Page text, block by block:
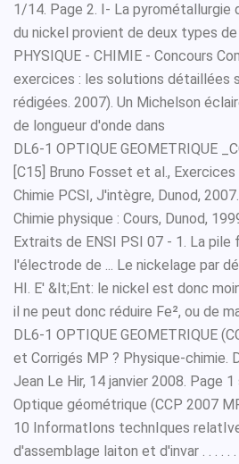
1/14. Page 2. I- La pyrométallurgie
du nickel provient de deux types de
PHYSIQUE - CHIMIE - Concours
exercices : les solutions détaillées
rédigées. 2007). Un Michelson
de longueur d'onde dans
DL6-1 OPTIQUE GEOMETRIQUE
[C15] Bruno Fosset et al.,
Chimie PCSI, J'intègre, Dunod,
Chimie physique : Cours, Dunod,
Extraits de ENSI PSI 07 - 1. La pile
l'électrode de ... Le nickelage par
HI. E' &lt;Ent: le nickel est donc
il ne peut donc réduire Fe², ou de
DL6-1 OPTIQUE GEOMETRIQUE
et Corrigés MP ? Physique-chimie.
Jean Le Hir, 14 janvier 2008. Page 1
Optique géométrique (CCP 2007
10 InformatIons technIques
d'assemblage laiton et d'invar . . . . . . .